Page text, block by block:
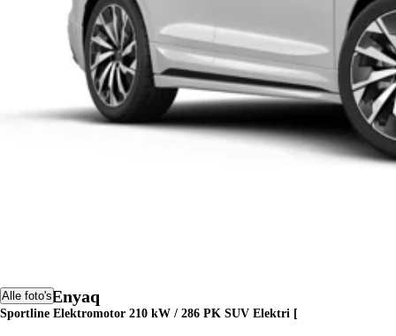
Alle foto's
Skoda Enyaq
Sportline Elektromotor 210 kW / 286 PK SUV Elektri [